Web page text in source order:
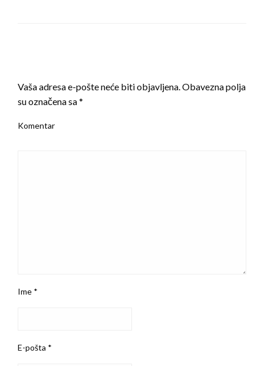
Vaša adresa e-pošte neće biti objavljena.Obavezna polja
su označena sa*
Komentar
Ime *
E-pošta *